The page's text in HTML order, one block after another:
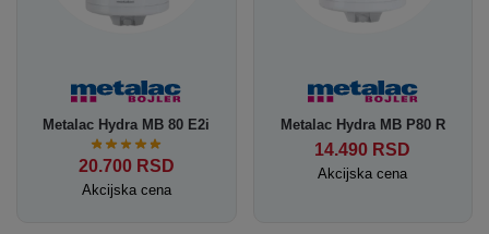
Metalac Hydra MB 80 E2i
20.700 RSD
Akcijska cena
Metalac Hydra MB P80 R
14.490 RSD
Akcijska cena